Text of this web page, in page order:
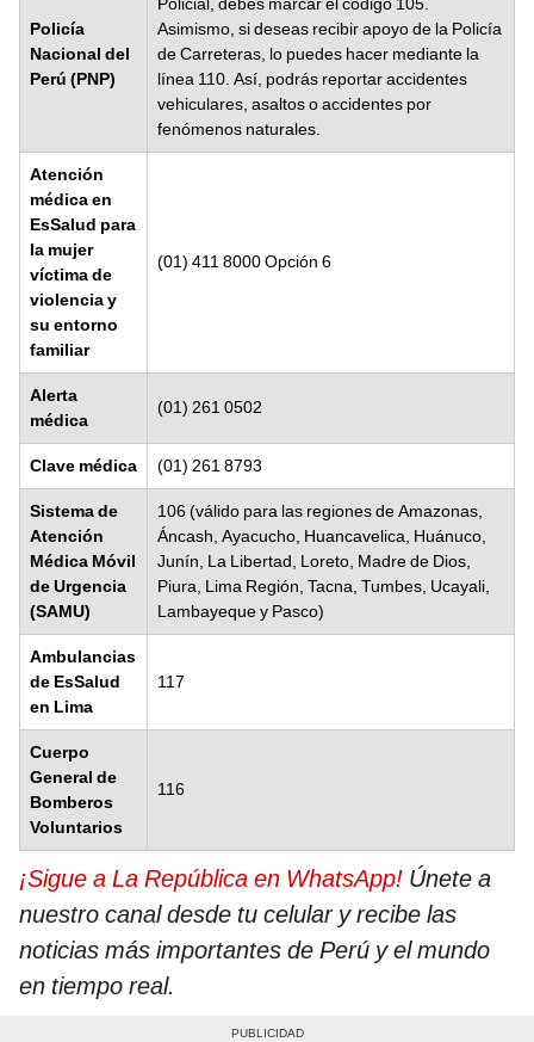
Policía
Nacional del
Perú (PNP)
Asimismo, si deseas recibir apoyo de la Policía
de Carreteras, lo puedes hacer mediante la
línea 110. Así, podrás reportar accidentes
vehiculares, asaltos o accidentes por
fenómenos naturales.
Atención
médica en
EsSalud para
la mujer
víctima de
violencia y
su entorno
familiar
(01) 411 8000 Opción 6
Alerta
médica
(01) 261 0502
Clave médica (01) 261 8793
Sistema de
Atención
Médica Móvil
de Urgencia
(SAMU)
106 (válido para las regiones de Amazonas,
Áncash, Ayacucho, Huancavelica, Huánuco,
Junín, La Libertad, Loreto, Madre de Dios,
Piura, Lima Región, Tacna, Tumbes, Ucayali,
Lambayeque y Pasco)
Ambulancias
de EsSalud
en Lima
117
Cuerpo
General de
Bomberos
Voluntarios
116
¡Sigue a La República en WhatsApp! Únete a
nuestro canal desde tu celular y recibe las
noticias más importantes de Perú y el mundo
en tiempo real.